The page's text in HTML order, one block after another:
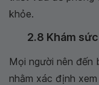
khỏe.
2.8 Khám
Mọi người nên đến
nhằm xác định